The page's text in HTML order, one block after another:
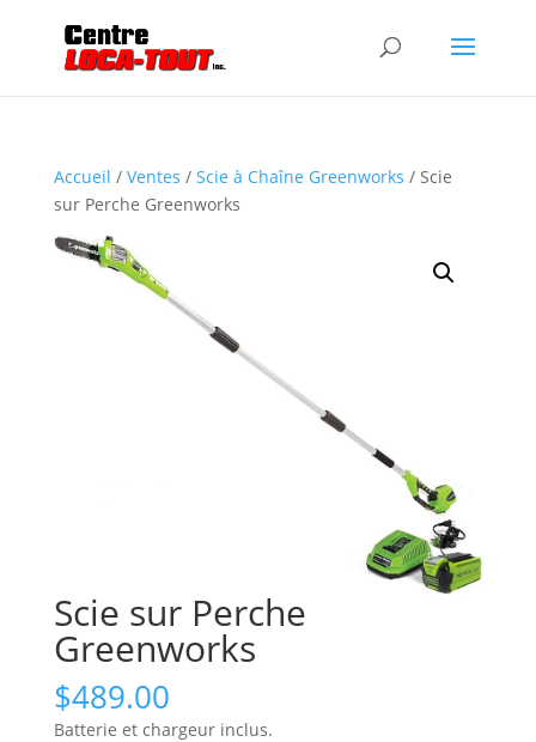
Accueil / Ventes / Scie à Chaîne Greenworks / Scie
sur Perche Greenworks
Scie sur Perche
Greenworks
$489.00
Batterie et chargeur inclus.